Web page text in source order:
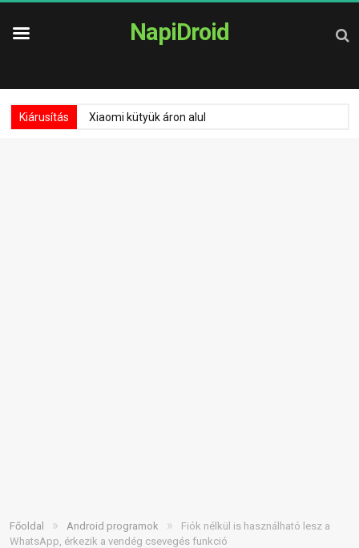
NapiDroid
Kiárusítás Xiaomi kütyük áron alul
Főoldal » Android programok »
Fiók nélkül is használható lesz a
WhatsApp, érkezik a vendég csevegés funkció